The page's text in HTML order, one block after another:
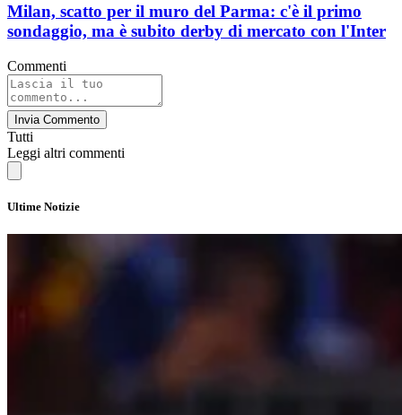
Milan, scatto per il muro del Parma: c'è il primo
sondaggio, ma è subito derby di mercato con l'Inter
Commenti
Invia Commento
Tutti
Leggi altri commenti
Ultime Notizie